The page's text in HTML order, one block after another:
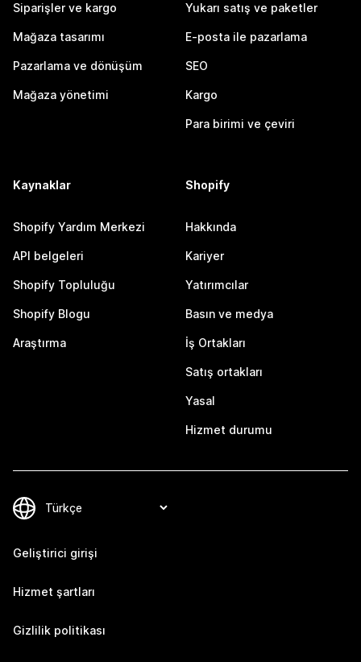
Siparişler ve kargo
Mağaza tasarımı
Pazarlama ve dönüşüm
Mağaza yönetimi
Yukarı satış ve paketler
E-posta ile pazarlama
SEO
Kargo
Para birimi ve çeviri
Kaynaklar
Shopify Yardım Merkezi
API belgeleri
Shopify Topluluğu
Shopify Blogu
Araştırma
Shopify
Hakkında
Kariyer
Yatırımcılar
Basın ve medya
İş Ortakları
Satış ortakları
Yasal
Hizmet durumu
Geliştirici girişi
Hizmet şartları
Gizlilik politikası